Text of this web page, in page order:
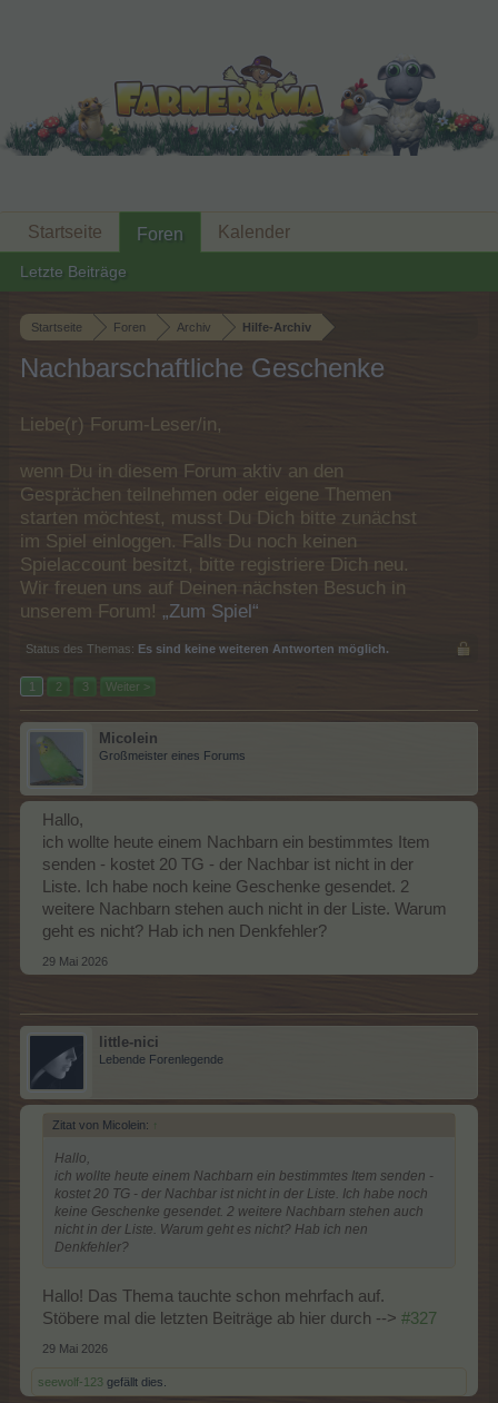
Startseite Foren Archiv Hilfe-Archiv
Nachbarschaftliche Geschenke
Liebe(r) Forum-Leser/in,
wenn Du in diesem Forum aktiv an den
Gesprächen teilnehmen oder eigene Themen
starten möchtest, musst Du Dich bitte zunächst
im Spiel einloggen. Falls Du noch keinen
Spielaccount besitzt, bitte registriere Dich neu.
Wir freuen uns auf Deinen nächsten Besuch in
unserem Forum! „Zum Spiel“
Status des Themas: Es sind keine weiteren Antworten möglich.
1 2 3 Weiter >
Micolein
Großmeister eines Forums
Hallo,
ich wollte heute einem Nachbarn ein bestimmtes Item
senden - kostet 20 TG - der Nachbar ist nicht in der
Liste. Ich habe noch keine Geschenke gesendet. 2
weitere Nachbarn stehen auch nicht in der Liste. Warum
geht es nicht? Hab ich nen Denkfehler?
29 Mai 2026
little-nici
Lebende Forenlegende
Zitat von Micolein: ↑
Hallo,
ich wollte heute einem Nachbarn ein bestimmtes Item senden -
kostet 20 TG - der Nachbar ist nicht in der Liste. Ich habe noch
keine Geschenke gesendet. 2 weitere Nachbarn stehen auch
nicht in der Liste. Warum geht es nicht? Hab ich nen
Denkfehler?
Hallo! Das Thema tauchte schon mehrfach auf.
Stöbere mal die letzten Beiträge ab hier durch --> #327
29 Mai 2026
seewolf-123 gefällt dies.
Startseite Foren
Letzte Beiträge
Kalender